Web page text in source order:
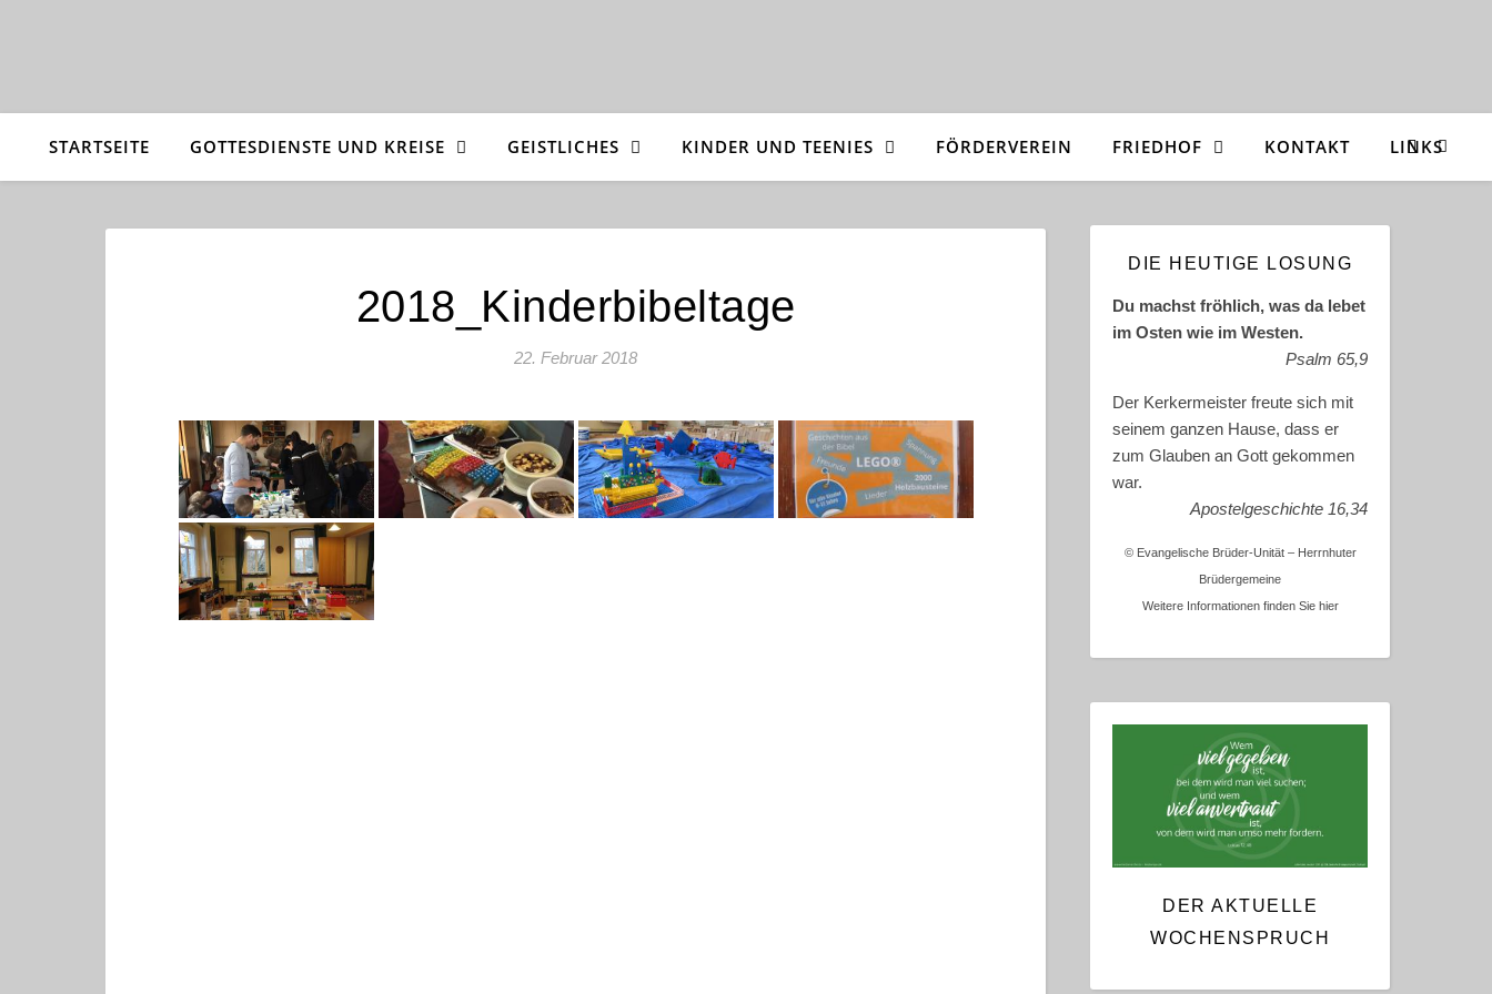
STARTSEITE GOTTESDIENSTE UND KREISE GEISTLICHES KINDER UND TEENIES FÖRDERVEREIN FRIEDHOF KONTAKT LINKS
2018_Kinderbibeltage
22. Februar 2018
DIE HEUTIGE LOSUNG
Du machst fröhlich, was da lebet
im Osten wie im Westen.
Psalm 65,9
Der Kerkermeister freute sich mit
seinem ganzen Hause, dass er
zum Glauben an Gott gekommen
war.
Apostelgeschichte 16,34
© Evangelische Brüder-Unität – Herrnhuter
Brüdergemeine
Weitere Informationen finden Sie hier
DER AKTUELLE
WOCHENSPRUCH